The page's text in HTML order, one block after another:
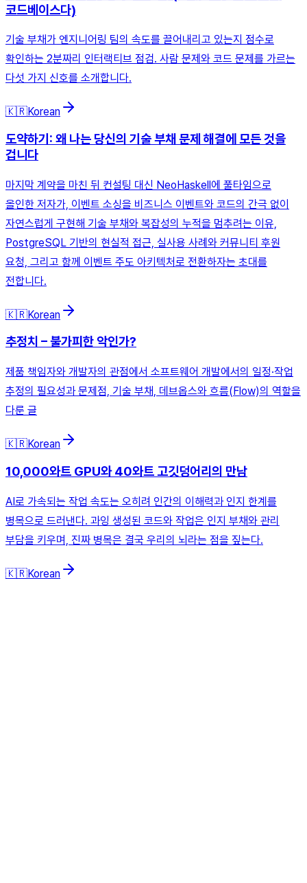
코드베이스다)
기술 부채가 엔지니어링 팀의 속도를 끌어내리고 있는지 점수로
확인하는 2분짜리 인터랙티브 점검. 사람 문제와 코드 문제를 가르는
다섯 가지 신호를 소개합니다.
🇰🇷Korean
도약하기: 왜 나는 당신의 기술 부채 문제 해결에 모든 것을
겁니다
마지막 계약을 마친 뒤 컨설팅 대신 NeoHaskell에 풀타임으로
올인한 저자가, 이벤트 소싱을 비즈니스 이벤트와 코드의 간극 없이
자연스럽게 구현해 기술 부채와 복잡성의 누적을 멈추려는 이유,
PostgreSQL 기반의 현실적 접근, 실사용 사례와 커뮤니티 후원
요청, 그리고 함께 이벤트 주도 아키텍처로 전환하자는 초대를
전합니다.
🇰🇷Korean
추정치 – 불가피한 악인가?
제품 책임자와 개발자의 관점에서 소프트웨어 개발에서의 일정·작업
추정의 필요성과 문제점, 기술 부채, 데브옵스와 흐름(Flow)의 역할을
다룬 글
🇰🇷Korean
10,000와트 GPU와 40와트 고깃덩어리의 만남
AI로 가속되는 작업 속도는 오히려 인간의 이해력과 인지 한계를
병목으로 드러낸다. 과잉 생성된 코드와 작업은 인지 부채와 관리
부담을 키우며, 진짜 병목은 결국 우리의 뇌라는 점을 짚는다.
🇰🇷Korean